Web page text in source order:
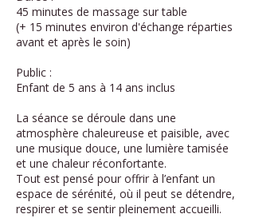
45 minutes de massage sur table
(+ 15 minutes environ d'échange réparties
avant et après le soin)
Public :
Enfant de 5 ans à 14 ans inclus
La séance se déroule dans une
atmosphère chaleureuse et paisible, avec
une musique douce, une lumière tamisée
et une chaleur réconfortante.
Tout est pensé pour offrir à l’enfant un
espace de sérénité, où il peut se détendre,
respirer et se sentir pleinement accueilli.